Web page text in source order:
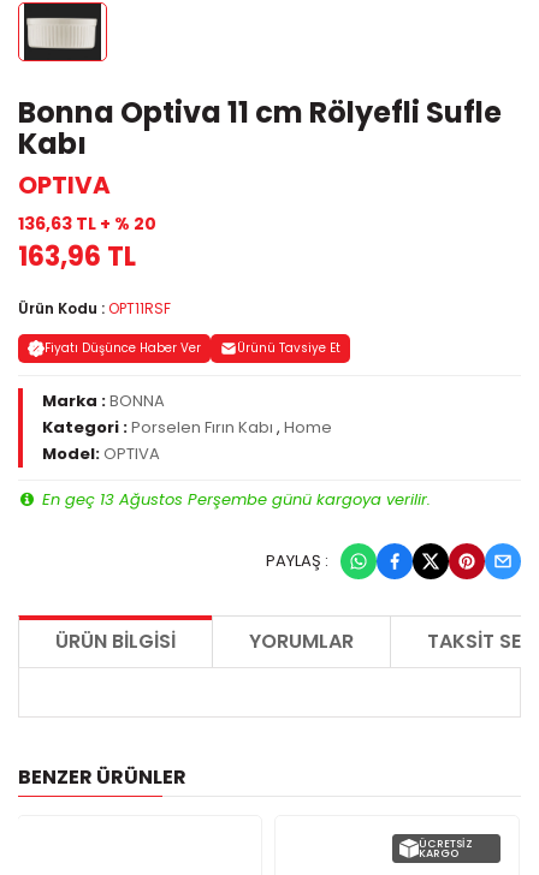
Bonna Optiva 11 cm Rölyefli Sufle
Kabı
OPTIVA
136,63 TL + % 20
163,96 TL
Ürün Kodu :OPT11RSF
Fiyatı Düşünce Haber Ver Ürünü Tavsiye Et
Marka :BONNA
Kategori :Porselen Fırın Kabı , Home
Model:OPTIVA
En geç 13 Ağustos Perşembe günü kargoya verilir.
PAYLAŞ :
ÜRÜN BILGISI YORUMLAR TAKSIT
BENZER ÜRÜNLER
ÜCRETSIZ
KARGO